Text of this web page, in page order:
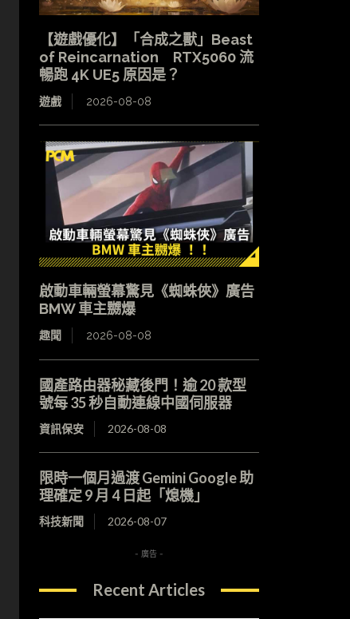
【遊戲優化】「合成之獸」Beast
of Reincarnation RTX5060 流
暢跑 4K UE5 原因是？
遊戲 2026-08-08
啟動車輛螢幕驚見《蜘蛛俠》廣告
BMW 車主嬲爆
趣聞 2026-08-08
國產路由器秘藏後門！逾 20 款型
號每 35 秒自動連線中國伺服器
資訊保安 2026-08-08
限時一個月過渡 Gemini Google 助
理確定 9 月 4 日起「熄機」
科技新聞 2026-08-07
- 廣告 -
Recent Articles